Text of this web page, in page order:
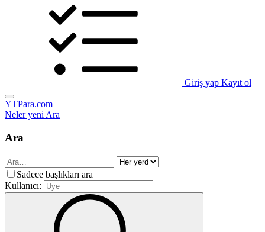
Giriş yap Kayıt ol
YTPara.com
Neler yeniAra
Ara
Sadece başlıkları ara
Kullanıcı: